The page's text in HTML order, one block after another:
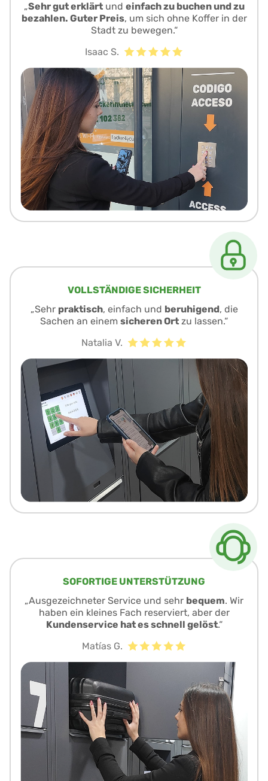
„Sehr gut erklärtund einfach zu buchen und zu
bezahlen. Guter Preis, um sich ohne Koffer in der
Stadt zu bewegen.“
Isaac S.
VOLLSTÄNDIGE SICHERHEIT
„Sehr praktisch, einfach und beruhigend, die
Sachen an einem sicheren Ort zu lassen.“
Natalia V.
SOFORTIGE UNTERSTÜTZUNG
„Ausgezeichneter Service und sehr bequem. Wir
haben ein kleines Fach reserviert, aber der
Kundenservice hat es schnell gelöst.“
Matías G.